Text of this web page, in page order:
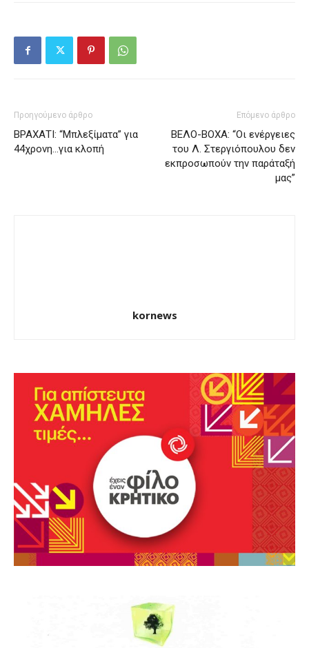
Προηγούμενο άρθρο
ΒΡΑΧΑΤΙ: “Μπλεξίματα” για
44χρονη…για κλοπή
Επόμενο άρθρο
ΒΕΛΟ-ΒΟΧΑ: “Οι ενέργειες
του Λ. Στεργιόπουλου δεν
εκπροσωπούν την παράταξή
μας”
kornews